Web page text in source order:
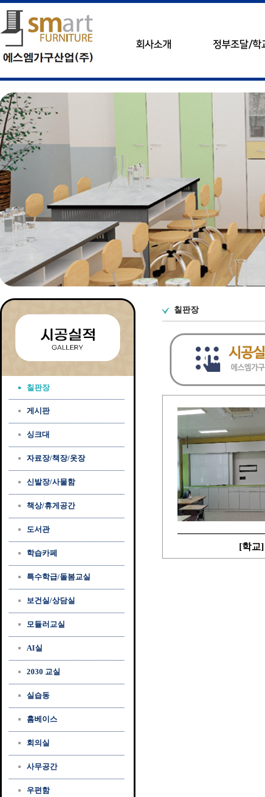
회사소개 정부조달/학
칠판장
게시판
싱크대
자료장/책장/옷장
신발장/사물함
책상/휴게공간
도서관
학습카페
특수학급/돌봄교실
보건실/상담실
모듈러교실
AI실
2030 교실
실습동
홈베이스
회의실
사무공간
우편함
칠판장
[학교]